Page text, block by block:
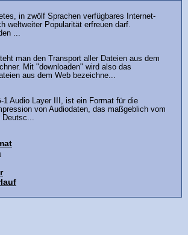
in zwölf Sprachen verfügbares Internet-
weltweiter Popularität erfreuen darf.
...
man den Transport aller Dateien aus dem
Mit "downloaden" wird also das
aus dem Web bezeichne...
1 Audio Layer III, ist ein Format für die
von Audiodaten, das maßgeblich vom
Deutsc...